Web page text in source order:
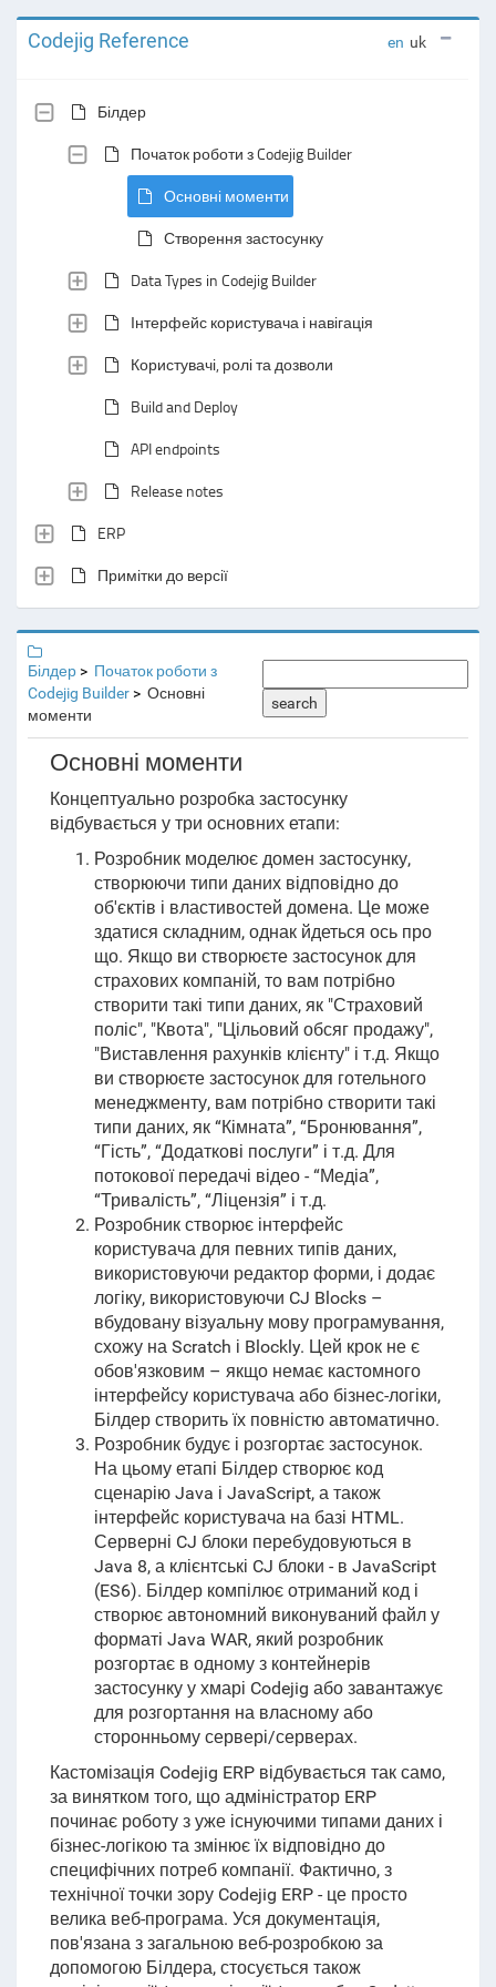
Codejig Reference en uk
Білдер
Початок роботи з Codejig Builder
Основні моменти
Створення застосунку
Data Types in Codejig Builder
Інтерфейс користувача і навігація
Користувачі, ролі та дозволи
Build and Deploy
API endpoints
Release notes
ERP
Примітки до версії
Білдер
Початок роботи з
Codejig Builder
Основні
моменти
search
Основні моменти
Концептуально розробка застосунку
відбувається у три основних етапи:
Розробник моделює домен застосунку,
створюючи типи даних відповідно до
об'єктів і властивостей домена. Це може
здатися складним, однак йдеться ось про
що. Якщо ви створюєте застосунок для
страхових компаній, то вам потрібно
створити такі типи даних, як "Страховий
поліс", "Квота", "Цільовий обсяг продажу",
"Виставлення рахунків клієнту" і т.д. Якщо
ви створюєте застосунок для готельного
менеджменту, вам потрібно створити такі
типи даних, як “Кімната”, “Бронювання”,
“Гість”, “Додаткові послуги” і т.д. Для
потокової передачі відео - “Медіа”,
“Тривалість”, “Ліцензія” і т.д.
Розробник створює інтерфейс
користувача для певних типів даних,
використовуючи редактор форми, і додає
логіку, використовуючи CJ Blocks –
вбудовану візуальну мову програмування,
схожу на Scratch і Blockly. Цей крок не є
обов'язковим – якщо немає кастомного
інтерфейсу користувача або бізнес-логіки,
Білдер створить їх повністю автоматично.
Розробник будує і розгортає застосунок.
На цьому етапі Білдер створює код
сценарію Java і JavaScript, а також
інтерфейс користувача на базі HTML.
Серверні CJ блоки перебудовуються в
Java 8, а клієнтські CJ блоки - в JavaScript
(ES6). Білдер компілює отриманий код і
створює автономний виконуваний файл у
форматі Java WAR, який розробник
розгортає в одному з контейнерів
застосунку у хмарі Codejig або завантажує
для розгортання на власному або
сторонньому сервері/серверах.
Кастомізація Codejig ERP відбувається так само,
за винятком того, що адміністратор ERP
починає роботу з уже існуючими типами даних і
бізнес-логікою та змінює їх відповідно до
специфічних потреб компанії. Фактично, з
технічної точки зору Codejig ERP - це просто
велика веб-програма. Уся документація,
пов'язана з загальною веб-розробкою за
допомогою Білдера, стосується також